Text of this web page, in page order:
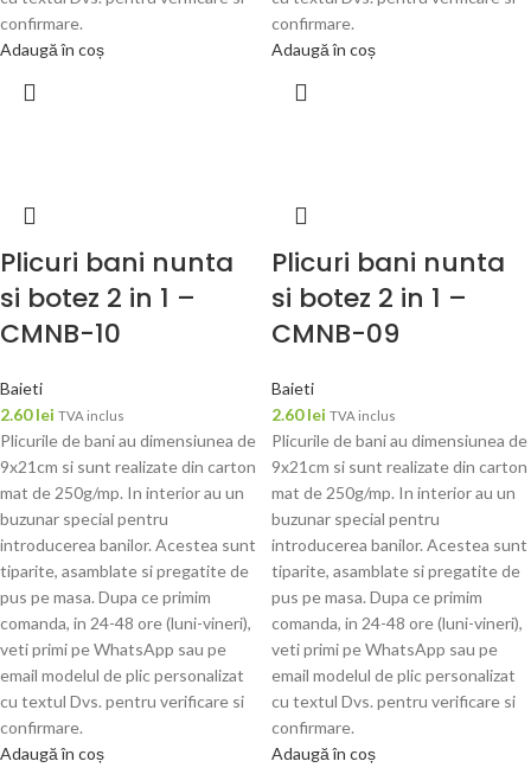
confirmare.
Adaugă în coș
confirmare.
Adaugă în coș
Plicuri bani nunta
si botez 2 in 1 –
CMNB-10
Baieti
2.60lei TVA inclus
Plicurile de bani au dimensiunea de
9x21cm si sunt realizate din carton
mat de 250g/mp. In interior au un
buzunar special pentru
introducerea banilor. Acestea sunt
tiparite, asamblate si pregatite de
pus pe masa. Dupa ce primim
comanda, in 24-48 ore (luni-vineri),
veti primi pe WhatsApp sau pe
email modelul de plic personalizat
cu textul Dvs. pentru verificare si
confirmare.
Adaugă în coș
Plicuri bani nunta
si botez 2 in 1 –
CMNB-09
Baieti
2.60lei TVA inclus
Plicurile de bani au dimensiunea de
9x21cm si sunt realizate din carton
mat de 250g/mp. In interior au un
buzunar special pentru
introducerea banilor. Acestea sunt
tiparite, asamblate si pregatite de
pus pe masa. Dupa ce primim
comanda, in 24-48 ore (luni-vineri),
veti primi pe WhatsApp sau pe
email modelul de plic personalizat
cu textul Dvs. pentru verificare si
confirmare.
Adaugă în coș